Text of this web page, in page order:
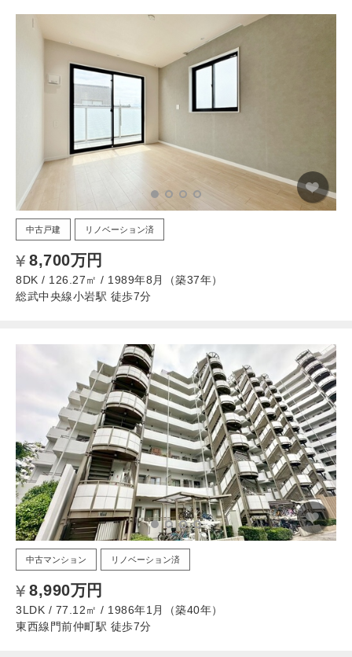
中古戸建 リノベーション済
8,700万円
8DK / 126.27㎡ / 1989年8月（築37年）
総武中央線小岩駅 徒歩7分
中古マンション リノベーション済
8,990万円
3LDK / 77.12㎡ / 1986年1月（築40年）
東西線門前仲町駅 徒歩7分